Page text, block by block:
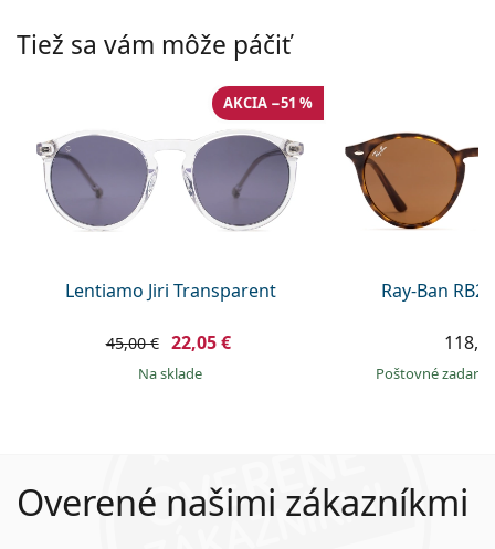
Tiež sa vám môže páčiť
Lentiamo Jiri Transparent
AKCIA −51 %
45,00 € 22,05 €
na sklade
Ray-Ban
Poštovné
Overené našimi zákazníkmi